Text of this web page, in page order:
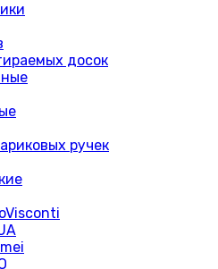
досок
ручек